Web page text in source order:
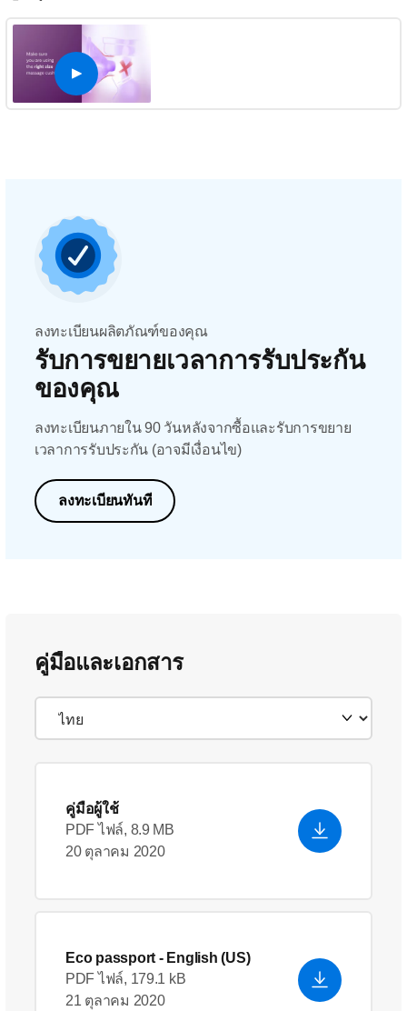
ลงทะเบียนผลิตภัณฑ์ของคุณ
รับการขยายเวลาการรับประกัน
ของคุณ
ลงทะเบียนภายใน 90 วันหลังจากซื้อและรับการขยาย
เวลาการรับประกัน (อาจมีเงื่อนไข)
ลงทะเบียนทันที
คู่มือและเอกสาร
คู่มือผู้ใช้
PDF ไฟล์, 8.9 MB
20 ตุลาคม 2020
Eco passport - English (US)
PDF ไฟล์, 179.1 kB
21 ตุลาคม 2020